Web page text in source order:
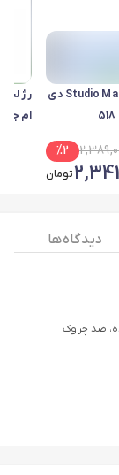
رژ لب جامد Studio Matte دی
%2
تومان
ام جی
دیدگاه ها